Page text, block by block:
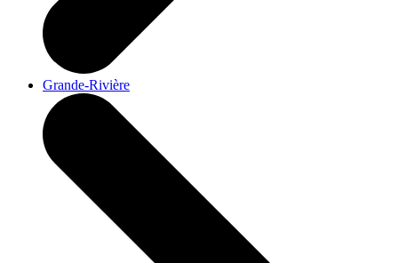
Grande-Rivière